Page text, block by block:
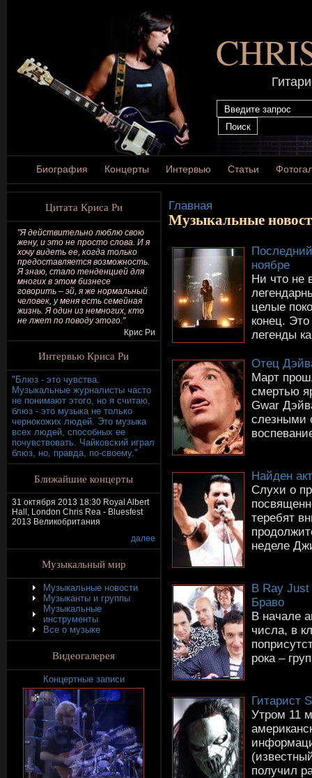
Биография Концерты Интервью Статьи
Цитата Криса Ри
"Я действительно люблю свою
жену, и это не просто слова. И я
хочу видеть ее, когда только
предоставляется возможность.
Я знаю, стало тенденцией для
многих в этом бизнесе
говорить – эй, я же нормальный
человек, у меня есть семейная
жизнь. Я один из немногих, кто
не лжет по поводу этого."
Крис Ри
Интервью Криса Ри
"Блюз - это чувства.
Музыкальные журналисты часто
не понимают этого, но я считаю,
блюз - это музыка не только
чернокожих людей. Это музыка
всех людей, способных ее
почувствовать. Чайковский играл
блюз, но, правда, по-своему."
Ближайшие концерты
31 октября 2013 18:30 Royal Albert
Hall, London Chris Rea - Bluesfest
2013 Великобритания
далее
Музыкальный мир
Музыкальные новости
Музыканты и группы
Музыкальные
инструменты
Все о музыке
Видеогалерея
Концертные записи
Главная
Музыкальные
ноябре
Ни что не
целые
конец.
легенды
Отец
Март
смертью
Gwar
слезными
Найден
Слухи о
теребят
неделе
В Ray Just
Браво
В начале
числа, в
рока –
Гитарист
Утром 11
получил